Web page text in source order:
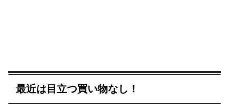
最近は目立つ買い物なし！